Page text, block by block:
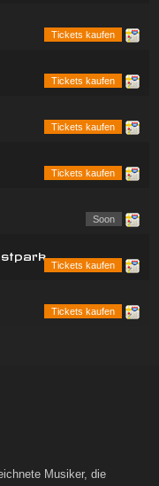
Tickets kaufen
Tickets kaufen
Tickets kaufen
Tickets kaufen
Soon
Tickets kaufen
Tickets kaufen
Musiker, die